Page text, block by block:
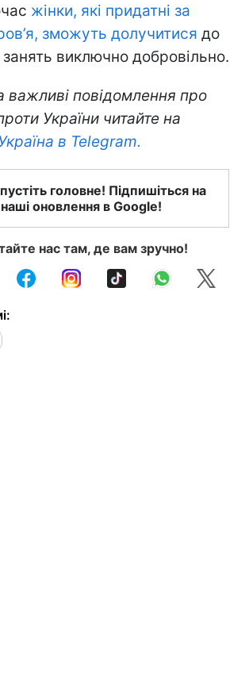
жінки, які придатні за
зможуть долучитися до
виключно добровільно.
важливі повідомлення про
України читайте на
в Telegram.
головне! Підпишіться на
наші оновлення в Google!
нас там, де вам зручно!